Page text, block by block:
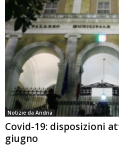
Notizie da Andria
Covid-19: disposizioni
giugno